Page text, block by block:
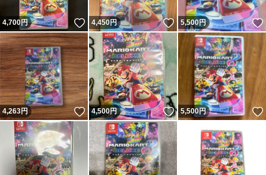
4,700円 いいね！
4,450円 いいね！
5,500円
4,263円 いいね！
4,500円 いいね！
5,500円